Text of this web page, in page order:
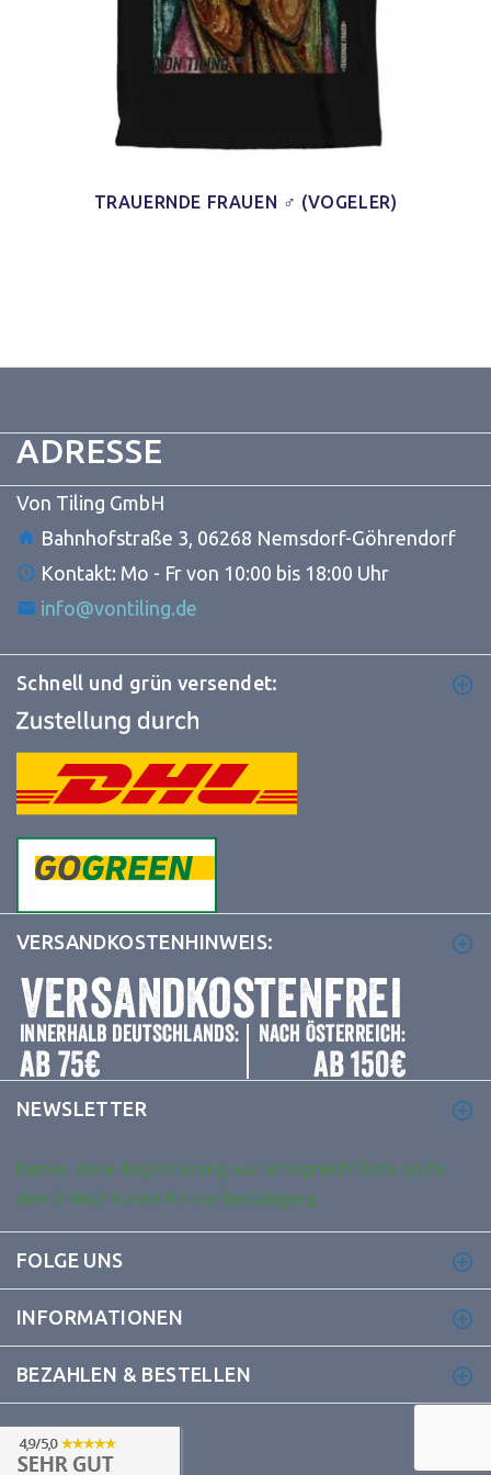
TRAUERNDE FRAUEN ♂ (VOGELER)
ADRESSE
Von Tiling GmbH
Bahnhofstraße 3, 06268 Nemsdorf-Göhrendorf
Kontakt: Mo - Fr von 10:00 bis 18:00 Uhr
info@vontiling.de
Schnell und grün versendet:
VERSANDKOSTENHINWEIS:
NEWSLETTER
Danke, deine Registrierung war erfolgreich! Bitte prüfe
dein E-Mail-Konto für die Bestätigung.
FOLGE UNS
INFORMATIONEN
BEZAHLEN & BESTELLEN